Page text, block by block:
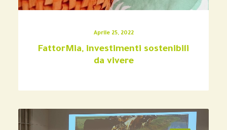
Aprile 25, 2022
FattorMia, investimenti sostenibili
da vivere